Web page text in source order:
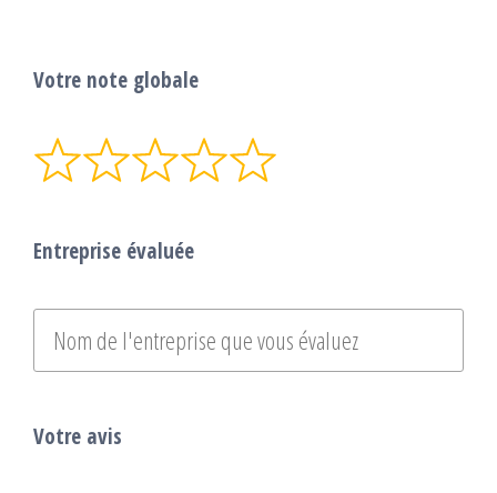
Votre note globale
Entreprise évaluée
Votre avis